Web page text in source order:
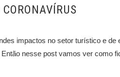
impactos no setor turístico e de
nesse post vamos ver como